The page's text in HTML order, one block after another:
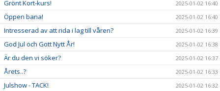
Grönt Kort-kurs! 2025-01-02 16:40
Öppen bana! 2025-01-02 16:40
Intresserad av att rida i lag till våren? 2025-01-02 16:39
God Jul och Gott Nytt År! 2025-01-02 16:38
Är du den vi söker? 2025-01-02 16:37
Årets..? 2025-01-02 16:33
Julshow - TACK! 2025-01-02 16:32